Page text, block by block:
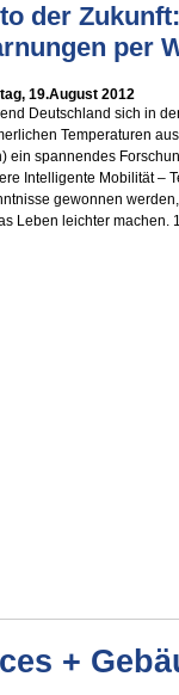
der
per
19.August 2012
Deutschland sich in
Temperaturen
ein spannendes
Intelligente Mobilität –
gewonnen
Leben leichter machen.
+